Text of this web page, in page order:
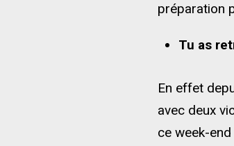
préparation
Tu as
En effet
avec deux
ce week-